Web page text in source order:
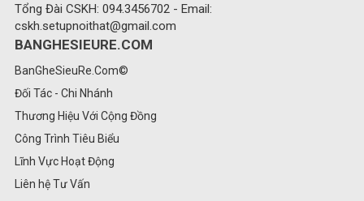
Tổng Đài CSKH: 094.3456702 - Email:
cskh.setupnoithat@gmail.com
BANGHESIEURE.COM
BanGheSieuRe.Com©
Đối Tác - Chi Nhánh
Thương Hiệu Với Cộng Đồng
Công Trình Tiêu Biểu
Lĩnh Vực Hoạt Động
Liên hệ Tư Vấn